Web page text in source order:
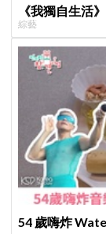
《我獨自生活
綜藝
54 歲嗨炸